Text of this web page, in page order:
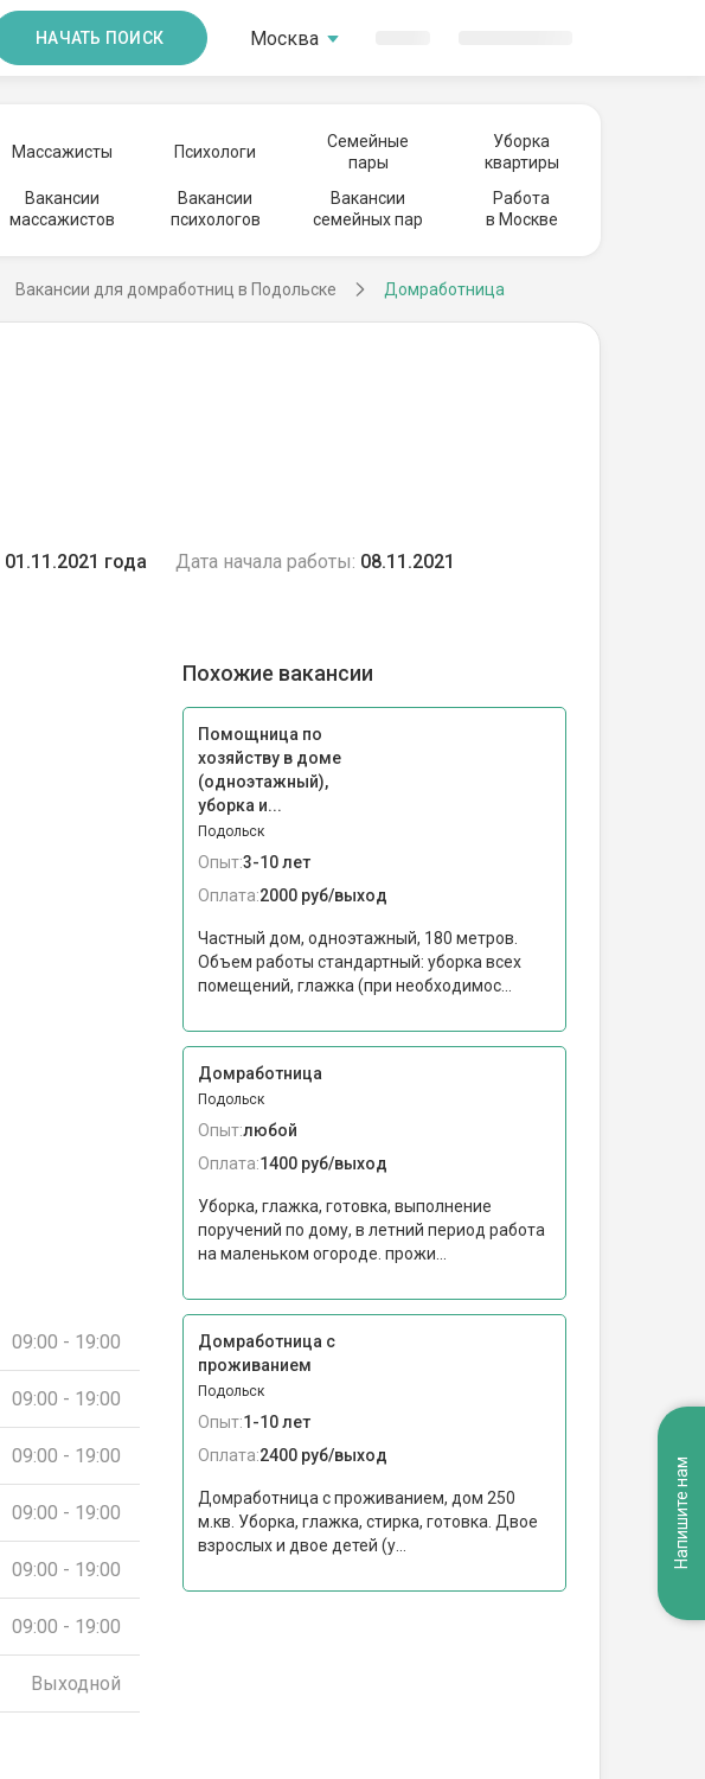
НАЧАТЬ ПОИСК Москва
Массажисты Психологи
Семейные
пары
Уборка
квартиры
Вакансии
массажистов
Вакансии
психологов
Вакансии
семейных пар
Работа
в Москве
Вакансии для домработниц в Подольске Домработница
01.11.2021 года Дата начала работы: 08.11.2021
09:00 - 19:00
09:00 - 19:00
09:00 - 19:00
09:00 - 19:00
09:00 - 19:00
09:00 - 19:00
Выходной
Похожие вакансии
Помощница по
хозяйству в доме
(одноэтажный),
уборка и...
Подольск
Опыт:3-10 лет
Оплата:2000 руб/выход
Частный дом, одноэтажный, 180 метров.
Объем работы стандартный: уборка всех
помещений, глажка (при необходимос...
Домработница
Подольск
Опыт:любой
Оплата:1400 руб/выход
Уборка, глажка, готовка, выполнение
поручений по дому, в летний период работа
на маленьком огороде. прожи...
Домработница с
проживанием
Подольск
Опыт:1-10 лет
Оплата:2400 руб/выход
Домработница с проживанием, дом 250
м.кв. Уборка, глажка, стирка, готовка. Двое
взрослых и двое детей (у...
Напишите нам